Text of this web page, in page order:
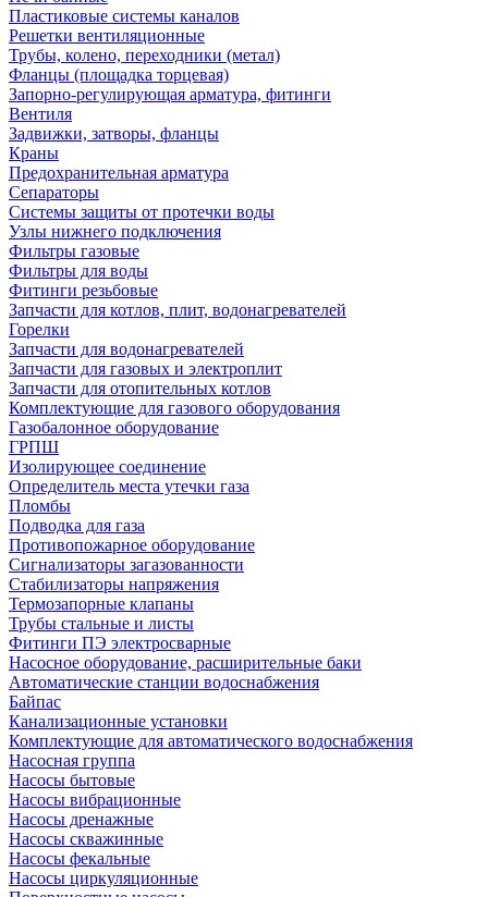
Пластиковые системы каналов
Решетки вентиляционные
Трубы, колено, переходники (метал)
Фланцы (площадка торцевая)
Запорно-регулирующая арматура, фитинги
Вентиля
Задвижки, затворы, фланцы
Краны
Предохранительная арматура
Сепараторы
Системы защиты от протечки воды
Узлы нижнего подключения
Фильтры газовые
Фильтры для воды
Фитинги резьбовые
Запчасти для котлов, плит, водонагревателей
Горелки
Запчасти для водонагревателей
Запчасти для газовых и электроплит
Запчасти для отопительных котлов
Комплектующие для газового оборудования
Газобалонное оборудование
ГРПШ
Изолирующее соединение
Определитель места утечки газа
Пломбы
Подводка для газа
Противопожарное оборудование
Сигнализаторы загазованности
Стабилизаторы напряжения
Термозапорные клапаны
Трубы стальные и листы
Фитинги ПЭ электросварные
Насосное оборудование, расширительные баки
Автоматические станции водоснабжения
Байпас
Канализационные установки
Комплектующие для автоматического водоснабжения
Насосная группа
Насосы бытовые
Насосы вибрационные
Насосы дренажные
Насосы скважинные
Насосы фекальные
Насосы циркуляционные